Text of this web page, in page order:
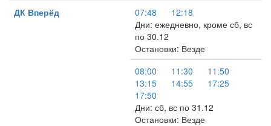
ДК Вперёд
07:48
12:18
Дни: ежедневно, кроме сб, вс
по 30.12
Остановки: Везде
08:00
11:30
11:50
13:15
14:55
17:25
17:50
Дни: сб, вс по 31.12
Остановки: Везде